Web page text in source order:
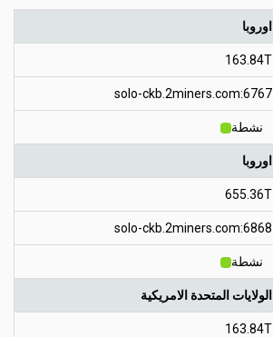
اوروبا
163.84T
solo-ckb.2miners.com:6767
نشطة
اوروبا
655.36T
solo-ckb.2miners.com:6868
نشطة
الولايات المتحدة الامريكية
163.84T